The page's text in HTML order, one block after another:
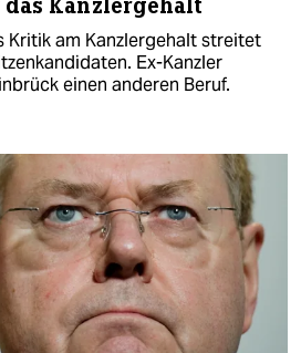
das Kanzlergehalt
Kritik am Kanzlergehalt streitet
Ex-Kanzler
einen anderen Beruf.